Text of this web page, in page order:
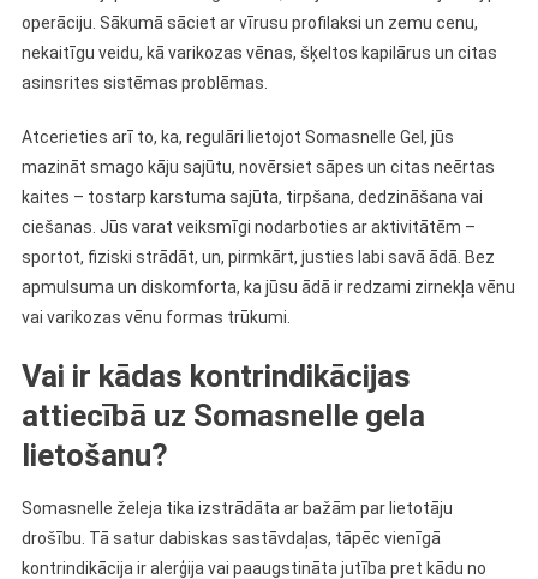
operāciju. Sākumā sāciet ar vīrusu profilaksi un zemu cenu,
nekaitīgu veidu, kā varikozas vēnas, šķeltos kapilārus un citas
asinsrites sistēmas problēmas.
Atcerieties arī to, ka, regulāri lietojot Somasnelle Gel, jūs
mazināt smago kāju sajūtu, novērsiet sāpes un citas neērtas
kaites – tostarp karstuma sajūta, tirpšana, dedzināšana vai
ciešanas. Jūs varat veiksmīgi nodarboties ar aktivitātēm –
sportot, fiziski strādāt, un, pirmkārt, justies labi savā ādā. Bez
apmulsuma un diskomforta, ka jūsu ādā ir redzami zirnekļa vēnu
vai varikozas vēnu formas trūkumi.
Vai ir kādas kontrindikācijas
attiecībā uz Somasnelle gela
lietošanu?
Somasnelle želeja tika izstrādāta ar bažām par lietotāju
drošību. Tā satur dabiskas sastāvdaļas, tāpēc vienīgā
kontrindikācija ir alerģija vai paaugstināta jutība pret kādu no